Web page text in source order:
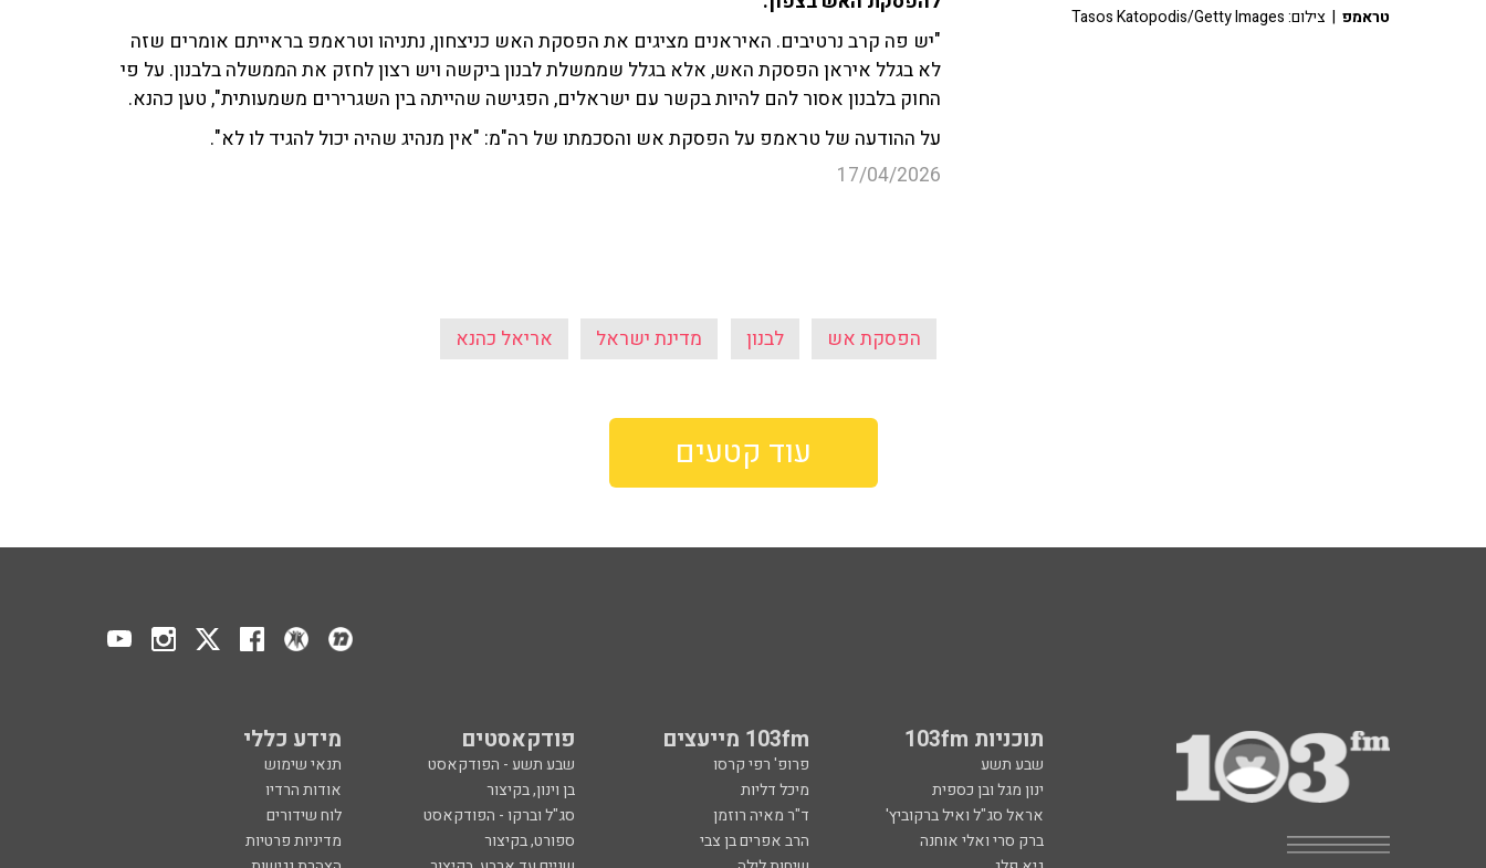
"יש פה קרב נרטיבים. האיראנים מציגים את הפסקת האש כניצחון, נתניהו וטראמפ בראייתם אומרים שזה
לא בגלל איראן הפסקת האש, אלא בגלל שממשלת לבנון ביקשה ויש רצון לחזק את הממשלה בלבנון. על פי
החוק בלבנון אסור להם להיות בקשר עם ישראלים, הפגישה שהייתה בין השגרירים משמעותית", טען כהנא.
על ההודעה של טראמפ על הפסקת אש והסכמתו של רה"מ: "אין מנהיג שהיה יכול להגיד לו לא".
17/04/2026
הפסקת אש לבנון מדינת ישראל אריאל כהנא
טראמפ | צילום: Tasos Katopodis/Getty Images
עוד קטעים
תוכניות 103fm 103fm מייעצים פודקאסטים מידע כללי
שבע תשע פרופ' רפי קרסו שבע תשע - הפודקאסט
תנאי שימוש
ינון מגל ובן כספית
מיכל דליות בן וינון, בקיצור
אודות הרדיו
אראל סג"ל ואיל ברקוביץ'
ד"ר מאיה רוזמן סג"ל וברקו - הפודקאסט
לוח שידורים
ברק סרי ואלי אוחנה
הרב אפרים בן צבי ספורט, בקיצור
מדיניות פרטיות